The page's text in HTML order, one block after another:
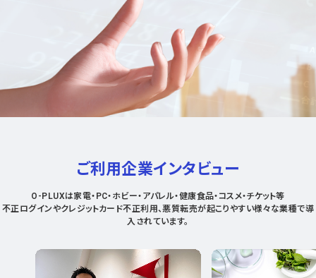
ご利用企業インタビュー
O-PLUXは家電・PC・ホビー・アパレル・健康食品・コスメ・チケット等
不正ログインやクレジットカード不正利用、悪質転売が起こりやすい様々な業種で導
入されています。